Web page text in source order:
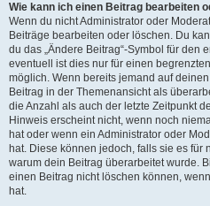
Wie kann ich einen Beitrag bearbeiten
Wenn du nicht Administrator oder
Beiträge bearbeiten oder löschen. Du
du das „Ändere Beitrag“-Symbol für den
eventuell ist dies nur für einen
möglich. Wenn bereits jemand auf
Beitrag in der Themenansicht als
die Anzahl als auch der letzte Zeitpunkt
Hinweis erscheint nicht, wenn noch
hat oder wenn ein Administrator oder
hat. Diese können jedoch, falls sie es
warum dein Beitrag überarbeitet wurde.
einen Beitrag nicht löschen können,
hat.